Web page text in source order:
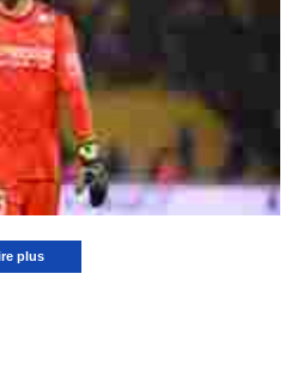
Lopes s'est exprimé au sujet de son
le TFC ce dimanche.
plus